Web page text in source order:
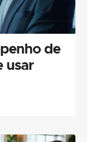
de
usar